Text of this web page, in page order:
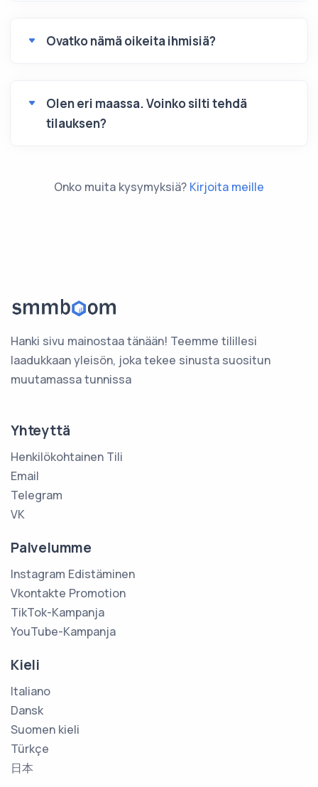
Ovatko nämä oikeita ihmisiä?
Olen eri maassa. Voinko silti tehdä
tilauksen?
Onko muita kysymyksiä? Kirjoita meille
Hanki sivu mainostaa tänään! Teemme tilillesi
laadukkaan yleisön, joka tekee sinusta suositun
muutamassa tunnissa
Yhteyttä
Henkilökohtainen Tili
Email
Telegram
VK
Palvelumme
Instagram Edistäminen
Vkontakte Promotion
TikTok-Kampanja
YouTube-Kampanja
Kieli
Italiano
Dansk
Suomen kieli
Türkçe
日本